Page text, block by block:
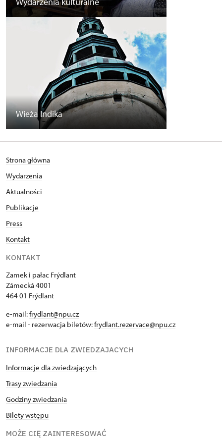
Wieża Indika
Strona główna
Wydarzenia
Aktualności
Publikacje
Press
Kontakt
KONTAKT
Zamek i pałac Frýdlant
Zámecká 4001
464 01 Frýdlant
e-mail:frydlant@npu.cz
e-mail - rezerwacja biletów:frydlant.rezervace@npu.cz
INFORMACJE DLA ZWIEDZAJACYCH
Informacje dla zwiedzających
Trasy zwiedzania
Godziny zwiedzania
Bilety wstępu
MOŻE CIĘ ZAINTERESOWAĆ